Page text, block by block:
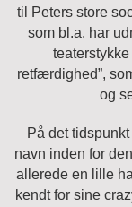
til Peters store
som bl.a. har
retfærdighed”,
og
På det
navn inden for
allerede en lille
kendt for sine